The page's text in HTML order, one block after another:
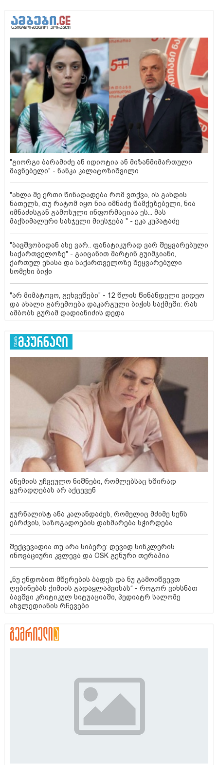
"გიორგი ბარამიძე ან იდიოტია ან მიზანმიმართული
მავნებელი" - ნანკა კალატოზიშვილი
"ახლა მე ერთი წინადადება რომ ვთქვა, ის გახდის
ნათელს, თუ რატომ იყო ნია იმნაძე წამქეზებელი, ნია
იმნაძისგან გამოსული ინფორმაციაა ეს... მას
მაქსიმალური სასჯელი მიესჯება " - ეკა კუპატაძე
"ბავშვობიდან ასე ვარ.. ფანატიკურად ვარ შეყვარებული
საქართველოზე" - გაიცანით მარტინ გუიმჯიანი,
ქართულ ენასა და საქართველოზე შეყვარებული
სომეხი ბიჭი
"არ მიმატოვო, გეხვეწები" - 12 წლის წინანდელი ვიდეო
და ახალი გარემოება დაკარგული ბიჭის საქმეში: რას
ამბობს გურამ დადიანიძის დედა
ანემიის უჩვეულო ნიშნები, რომლებსაც ხშირად
ყურადღებას არ აქცევენ
ჟურნალისტ ანა კალანდაძეს, რომელიც მძიმე სენს
ებრძვის, საზოგადოების დახმარება სჭირდება
შექცევადია თუ არა სიბერე: დევიდ სინკლერის
ინოვაციური კვლევა და OSK გენური თერაპია
„ნუ ენდობით მწერების ბადეს და ნუ გამოიწვევთ
ღებინებას ქიმიის გადაყლაპვისას“ - როგორ ვიხსნათ
ბავშვი კრიტიკულ სიტუაციაში, პედიატრ სალომე
ახვლედიანის რჩევები